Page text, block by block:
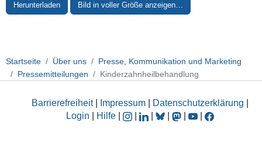
Herunterladen Bild in voller Größe anzeigen…
Startseite Über uns
Presse, Kommunikation und Marketing
Pressemitteilungen
Kinderzahnheilbehandlung
Barrierefreiheit| Impressum Datenschutzerklärung
Login
Hilfe